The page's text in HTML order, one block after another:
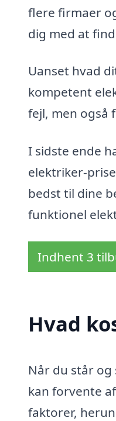
flere firmaer
dig med at
Uanset hvad
kompetent
fejl, men også
I sidste ende
elektriker-
bedst til dine
funktionel
Indhent 3
Hvad
Når du står og
kan forvente
faktorer,